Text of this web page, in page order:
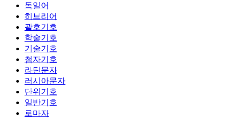
독일어
히브리어
괄호기호
학술기호
기술기호
첨자기호
라틴문자
러시아문자
단위기호
일반기호
로마자